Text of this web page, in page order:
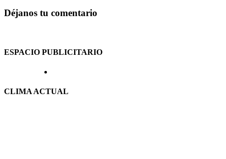
Déjanos tu comentario
ESPACIO PUBLICITARIO
CLIMA ACTUAL